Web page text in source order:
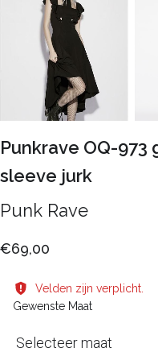
Punkrave OQ-973
sleeve jurk
Punk Rave
€69,00
Velden zijn verplicht.
Gewenste Maat
Selecteer maat